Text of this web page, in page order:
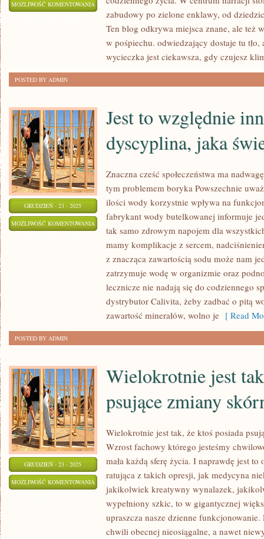
MOŻLIWOŚĆ KOMENTOWANIA ŚWIĘTOCHŁOWICE
zabudowy po zielone enklawy, od
Ten blog odkrywa miejsca znane, ale też
w pośpiechu. odwiedzający dostaje tu
wycieczka jest ciekawsza, gdy czujesz
POSTED BY ADMIN
GRUDZIEŃ - 23 - 2025
MOŻLIWOŚĆ KOMENTOWANIA
WZGLĘDNIE
Jest to względnie
dyscyplina, jaka
Znaczna cześć społeczeństwa ma
tym problemem boryka Powszechnie
ilości wody korzystnie wpływa na
fabrykant wody butelkowanej informuje
tak samo zdrowym napojem dla
mamy komplikacje z sercem,
z znacząca zawartością sodu może nam
zatrzymuje wodę w organizmie oraz
lecznicze nie nadają się do codziennego
dystrybutor Calivita, żeby zadbać o pitą
zawartość minerałów, wolno je [ Read
POSTED BY ADMIN
GRUDZIEŃ - 23 - 2025
MOŻLIWOŚĆ KOMENTOWANIA WIELOKROTNIE
JEST
Wielokrotnie jest
psujące zmiany
Wielokrotnie jest tak, że ktoś posiada
Wzrost fachowy którego jesteśmy
mała każdą sferę życia. I naprawdę jest
ratująca z takich opresji, jak medycyna
jakikolwiek kreatywny wynalazek,
wypełniony szkic, to w gigantycznej
upraszcza nasze dzienne
chwili obecnej nieosiągalne, a nawet